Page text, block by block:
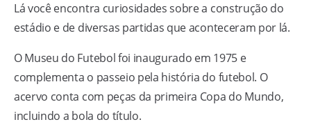
Lá você encontra curiosidades sobre a construção do
estádio e de diversas partidas que aconteceram por lá.
O Museu do Futebol foi inaugurado em 1975 e
complementa o passeio pela história do futebol. O
acervo conta com peças da primeira Copa do Mundo,
incluindo a bola do título.